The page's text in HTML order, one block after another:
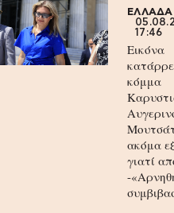
ΕΛΛΑΔΑ
17:46
Εικόνα
κόμμα
ακόμα
γιατί
-